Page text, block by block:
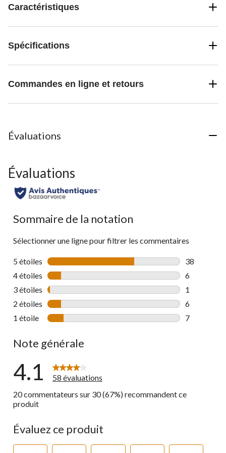
Caractéristiques
Spécifications
Commandes en ligne et retours
Évaluations
Évaluations
Sommaire de la notation
Sélectionner une ligne pour filtrer les commentaires
5 étoiles étoiles
38
4 étoiles étoiles
6
3 étoiles étoiles
1
2 étoiles étoiles
6
1 étoile étoiles
7
Note générale
4.1
58 évaluations
20 commentateurs sur 30 (67%) recommandent ce
produit
Évaluez ce produit